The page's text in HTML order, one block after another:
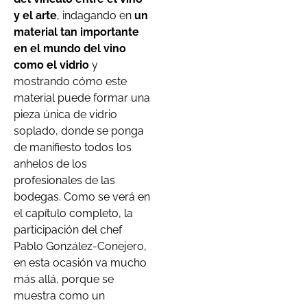
y el arte, indagando en un
material tan importante
en el mundo del vino
como el vidrio y
mostrando cómo este
material puede formar una
pieza única de vidrio
soplado, donde se ponga
de manifiesto todos los
anhelos de los
profesionales de las
bodegas. Como se verá en
el capítulo completo, la
participación del chef
Pablo González-Conejero,
en esta ocasión va mucho
más allá, porque se
muestra como un